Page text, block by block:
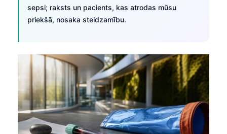
sepsi; raksts un pacients, kas atrodas mūsu
priekšā, nosaka steidzamību.